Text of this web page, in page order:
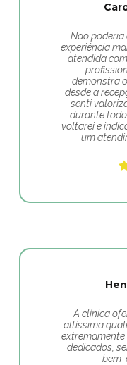
Não poderia
experiência
atendida
demonstra
desde a
senti
durante
voltarei e
um
A clínica
altíssima
dedicados,
bem-